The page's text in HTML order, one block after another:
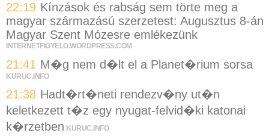
22:19 Kínzások és rabság sem törte meg a
magyar származású szerzetest: Augusztus 8-án
Magyar Szent Mózesre emlékezünk
INTERNETFIGYELO.WORDPRESS.COM
21:41 M�g nem d�lt el a Planet�rium sorsa
KURUC.INFO
21:38 Hadt�rt�neti rendezv�ny ut�n
keletkezett t�z egy nyugat-felvid�ki katonai
k�rzetben KURUC.INFO